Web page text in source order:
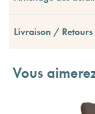
Livraison / Retours
Vous